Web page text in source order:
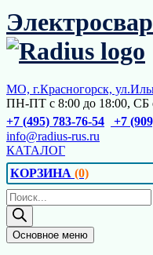
Перейти
к
содержимому
МО, г.Красногорск,
ПН-ПТ с 8:00 до 18:00, СБ
+7 (495) 783-76-54
+7
info@radius-rus.ru
КАТАЛОГ
КОРЗИНА (0)
Поиск
товаров
Основное меню